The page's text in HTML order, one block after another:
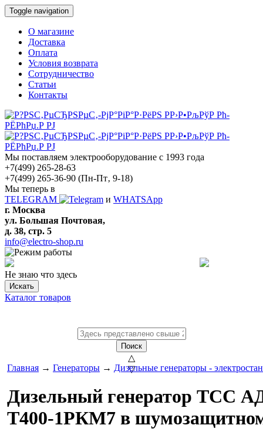
Toggle navigation
О магазине
Доставка
Оплата
Условия возврата
Сотрудничество
Статьи
Контакты
Мы поставляем электрооборудование с 1993 года
+7(499) 265-28-63
+7(499) 265-36-90 (Пн-Пт‚ 9-18)
Мы теперь в
TELEGRAM
и WHATSApp
г. Москва
ул. Большая Почтовая,
д. 38, стр. 5
info@electro-shop.ru
Не знаю что здесь
Искать
Каталог товаров
Поиск
△
▽
Главная → Генераторы → Дизельные генераторы -
Дизельный генератор ТСС
Т400-1РКМ7 в